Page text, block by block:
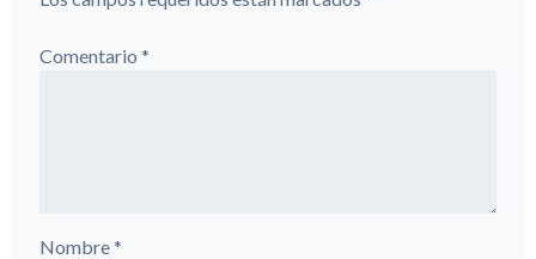
Comentario *
Nombre*